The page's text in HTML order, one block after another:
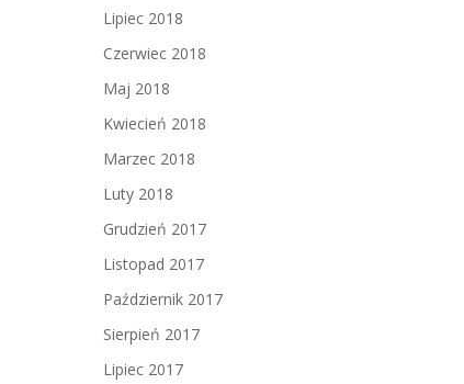
Lipiec 2018
Czerwiec 2018
Maj 2018
Kwiecień 2018
Marzec 2018
Luty 2018
Grudzień 2017
Listopad 2017
Październik 2017
Sierpień 2017
Lipiec 2017